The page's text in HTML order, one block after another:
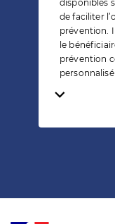
disponibles
de faciliter
prévention.
le
prévention
Temps de